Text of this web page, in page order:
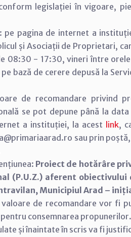
legislației în vigoare,
pagina de internet a
și Asociații de Proprietari,
08:30 - 17:30, vineri între
bază de cerere depusă la
de recomandare privind
se pot depune până la data
a instituției, la acest link,
sau prin
Proiect de hotărâre
(P.U.Z.) aferent
Municipiul Arad –
de recomandare vor fi
consemnarea propunerilor.
și înaintate în scris va fi